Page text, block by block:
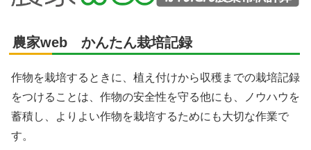
農家web かんたん栽培記録
作物を栽培するときに、植え付けから収穫までの栽培記録
をつけることは、作物の安全性を守る他にも、ノウハウを
蓄積し、よりよい作物を栽培するためにも大切な作業で
す。